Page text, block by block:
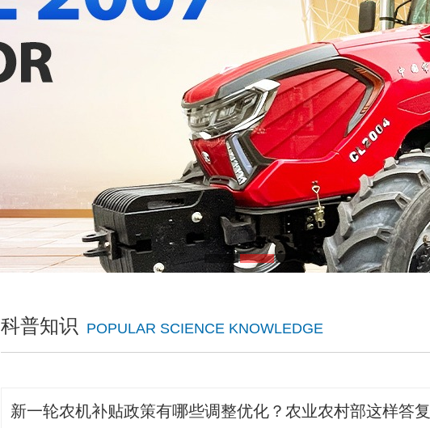
科普知识 POPULAR SCIENCE KNOWLEDGE
新一轮农机补贴政策有哪些调整优化？农业农村部这样答复